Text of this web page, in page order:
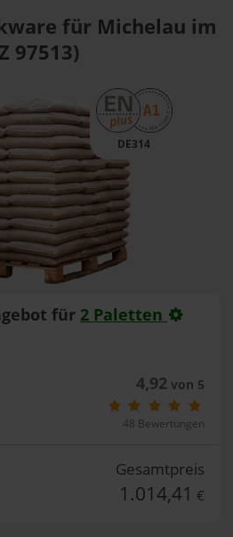
für Michelau im
97513)
DE314
für 2 Paletten
4,92von 5
48 Bewertungen
Gesamtpreis
1.014,41 €